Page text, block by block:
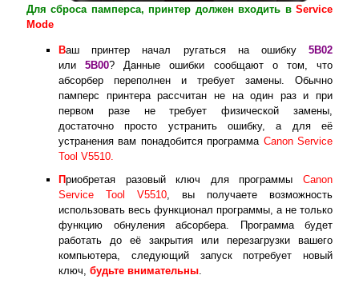
Для сброса памперса, принтер должен входить в Service
Mode
Ваш принтер начал ругаться на ошибку 5B02
или5B00? Данные ошибки сообщают о том, что
абсорбер переполнен и требует замены. Обычно
памперс принтера рассчитан не на один раз и при
первом разе не требует физической замены,
достаточно просто устранить ошибку, а для её
устранения вам понадобится программа Canon Service
Tool V5510.
Приобретая разовый ключ для программы Canon
Service Tool V5510, вы получаете возможность
использовать весь функционал программы, а не только
функцию обнуления абсорбера. Программа будет
работать до её закрытия или перезагрузки вашего
компьютера, следующий запуск потребует новый
ключ, будьте внимательны.